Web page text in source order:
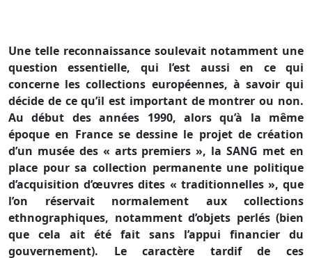
Une telle reconnaissance soulevait notamment une
question essentielle, qui l’est aussi en ce qui
concerne les collections européennes, à savoir qui
décide de ce qu’il est important de montrer ou non.
Au début des années 1990, alors qu’à la même
époque en France se dessine le projet de création
d’un musée des « arts premiers », la SANG met en
place pour sa collection permanente une politique
d’acquisition d’œuvres dites « traditionnelles », que
l’on réservait normalement aux collections
ethnographiques, notamment d’objets perlés (bien
que cela ait été fait sans l’appui financier du
gouvernement). Le caractère tardif de ces